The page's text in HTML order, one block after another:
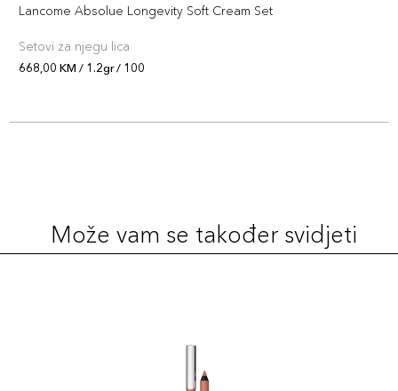
Lancome Absolue Longevity Soft Cream Set
Setovi za njegu lica
668,00 KM / 1.2gr / 100
Može vam se također svidjeti